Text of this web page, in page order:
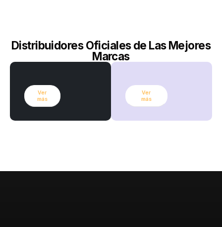
Distribuidores Oficiales de Las Mejores
Marcas
Ver
más
Ver
más